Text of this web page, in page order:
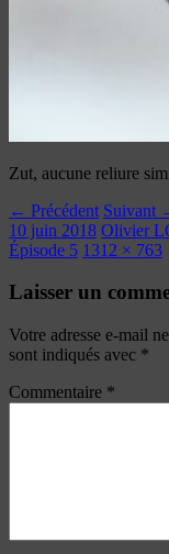
Zut, aucune reliure
← Précédent Suivant
10 juin 2018 Olivier
Épisode 5 1312 × 763
Laisser un
Votre adresse e-mail
sont indiqués avec *
Commentaire *